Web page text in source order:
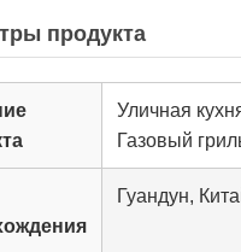
продукта
Уличная
Газовый
Гуандун,